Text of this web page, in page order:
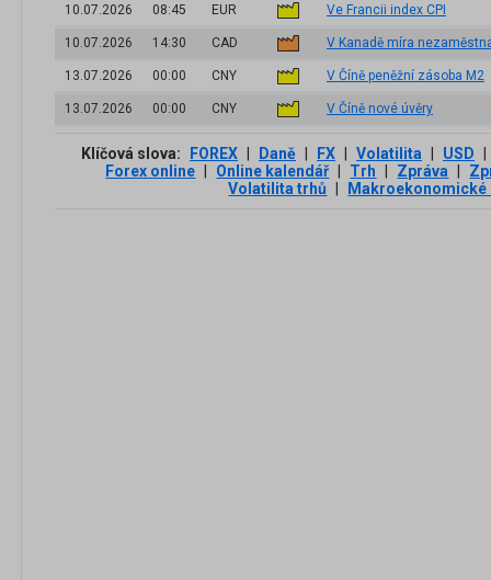
10.07.2026 08:45 EUR Ve Francii index CPI
10.07.2026 14:30 CAD V Kanadě míra
13.07.2026 00:00 CNY V Číně peněžní zásoba M2
13.07.2026 00:00 CNY V Číně nové úvěry
Klíčová slova: FOREX Daně FX Volatilita USD
Forex online
Online kalendář Trh Zpráva
Volatilita trhů
Makroekonomické